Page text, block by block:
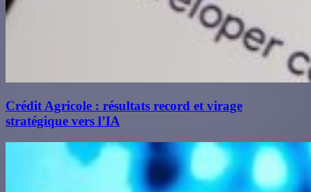
Crédit Agricole : résultats record et virage
stratégique vers l’IA